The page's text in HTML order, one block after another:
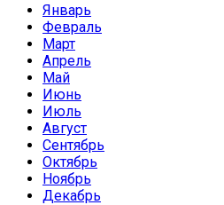
Январь
Февраль
Март
Апрель
Май
Июнь
Июль
Август
Сентябрь
Октябрь
Ноябрь
Декабрь